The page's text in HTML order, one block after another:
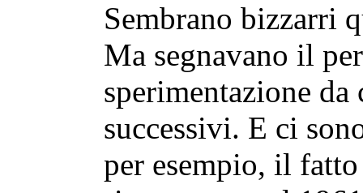
Sembrano bizzarri
Ma segnavano il
sperimentazione
successivi. E ci
per esempio, il